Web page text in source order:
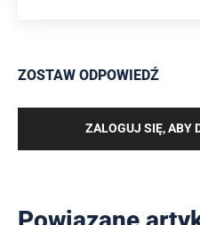
ZOSTAW ODPOWIEDŹ
ZALOGUJ SIĘ, ABY